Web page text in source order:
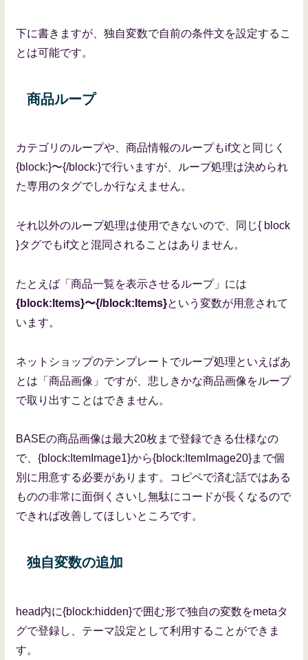
下に書きますが、独自変数で自前の条件文を設定するこ
とは可能です。
商品ループ
カテゴリのループや、商品情報のループもif文と同じく
{block:}〜{/block:}で行いますが、ループ処理は決められ
た専用のタグでしか行なえません。
それ以外のループ処理は使用できないので、同じ{ block
}タグでもif文と混同されることはありません。
たとえば「商品一覧を表示させるループ」には
{block:Items}〜{/block:Items}という変数が用意されて
います。
ネットショップのテンプレートでループ処理といえばあ
とは「商品画像」ですが、悲しきかな商品画像をループ
で取り出すことはできません。
BASEの商品画像は最大20枚まで登録できる仕様なの
で、{block:ItemImage1}から{block:ItemImage20}まで個
別に用意する必要があります。コピペで済む話ではある
ものの非常に面倒くさいし無駄にコードが長くなるので
できれば改善してほしいところです。
独自変数の追加
head内に{block:hidden}で囲む形で独自の変数をmetaタ
グで登録し、テーマ設定として利用することができま
す。